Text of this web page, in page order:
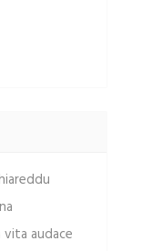
vita audace